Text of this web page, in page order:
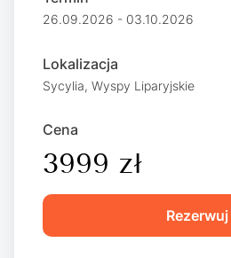
26.09.2026 - 03.10.2026
Lokalizacja
Sycylia, Wyspy Liparyjskie
Cena
3999 zł
Rezerwuj